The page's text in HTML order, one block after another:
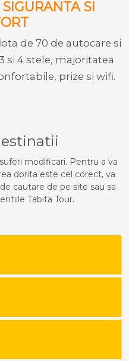
SI
de 70 de autocare si
si 4 stele, majoritatea
prize si wifi.
modificari. Pentru a va
dorita este cel corect, va
cautare de pe site sau sa
Tabita Tour.